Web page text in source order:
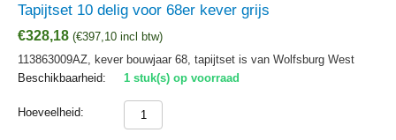
Tapijtset 10 delig voor 68er kever grijs
€328,18 (€397,10 incl btw)
113863009AZ, kever bouwjaar 68, tapijtset is van Wolfsburg West
Beschikbaarheid:
1 stuk(s) op voorraad
Hoeveelheid: